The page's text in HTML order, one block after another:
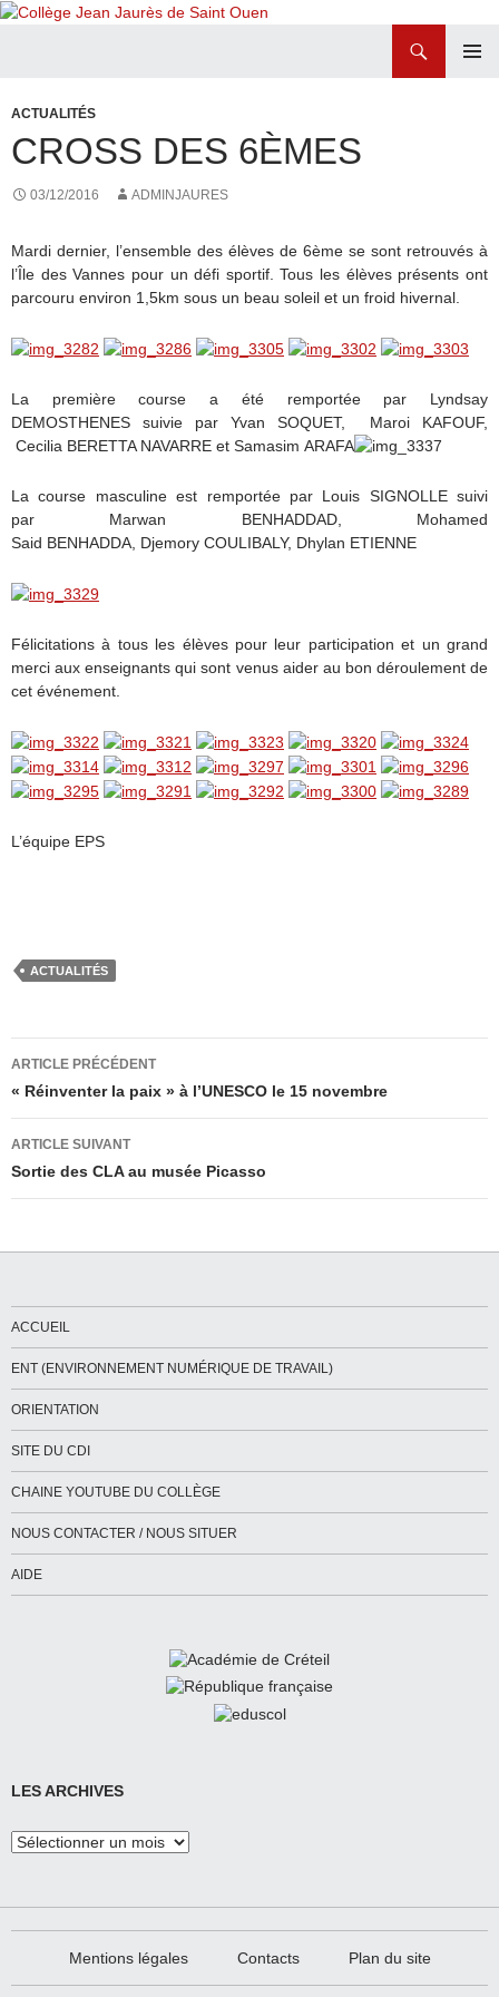
CONTENU
ACTUALITÉS
CROSS DES 6ÈMES
03/12/2016 ADMINJAURES
Mardi dernier, l’ensemble des élèves de 6ème se sont retrouvés à
l’Île des Vannes pour un défi sportif. Tous les élèves présents ont
parcouru environ 1,5km sous un beau soleil et un froid hivernal.
La première course a été remportée par Lyndsay
DEMOSTHENES suivie par Yvan SOQUET, Maroi KAFOUF,
Cecilia BERETTA NAVARRE et Samasim ARAFA
La course masculine est remportée par Louis SIGNOLLE suivi
par Marwan BENHADDAD, Mohamed
Said BENHADDA, Djemory COULIBALY, Dhylan ETIENNE
Félicitations à tous les élèves pour leur participation et un grand
merci aux enseignants qui sont venus aider au bon déroulement de
cet événement.
L’équipe EPS
ACTUALITÉS
Navigation
des
articles
ARTICLE PRÉCÉDENT
« Réinventer la paix » à l’UNESCO le 15 novembre
ARTICLE SUIVANT
Sortie des CLA au musée Picasso
ACCUEIL
ENT (ENVIRONNEMENT NUMÉRIQUE DE TRAVAIL)
ORIENTATION
SITE DU CDI
CHAINE YOUTUBE DU COLLÈGE
NOUS CONTACTER / NOUS SITUER
AIDE
LES ARCHIVES
Les
Mentions légales Contacts Plan du site